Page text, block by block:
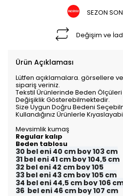
SEZON
Değişim ve
Ürün Açıklaması
Lütfen açıklamalara. görsellere
sipariş veriniz.
Tekstil Ürünlerinde Beden
Değişiklik Gösterebilmektedir.
Size Uygun Doğru Bedeni
Kullandığınız Ürünlerle
Mevsimlik kumaş
Regular kalıp
Beden tablosu
30 bel eni 40 cm boy 103 cm
31 bel eni 41 cm boy 104,5 cm
32 bel eni 42 cm boy 105
33 bel eni 43 cm boy 105 cm
34 bel eni 44,5 cm boy 106
36 bel eni 46 cm boy 107 cm